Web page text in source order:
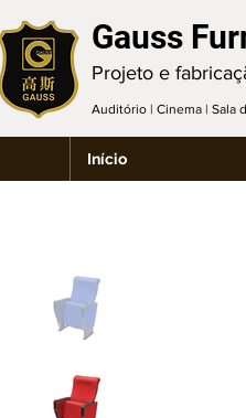
Gauss
Projeto e
Auditório | Cinema | Sala
Início